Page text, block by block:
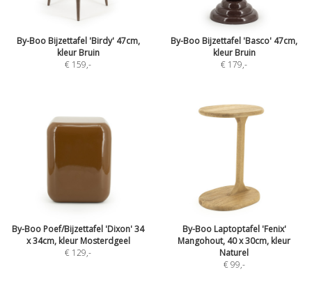
By-Boo Bijzettafel 'Birdy' 47cm,
kleur Bruin
€ 159,-
By-Boo Bijzettafel 'Basco' 47cm,
kleur Bruin
€ 179,-
By-Boo Poef/Bijzettafel 'Dixon' 34
x 34cm, kleur Mosterdgeel
€ 129,-
By-Boo Laptoptafel 'Fenix'
Mangohout, 40 x 30cm, kleur
Naturel
€ 99,-